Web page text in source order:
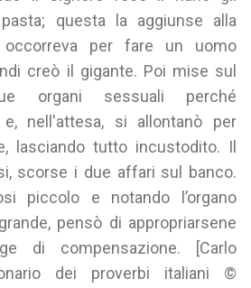
questa la aggiunse alla
occorreva per fare un uomo
creò il gigante. Poi mise sul
organi sessuali perché
e, nell'attesa, si allontanò per
lasciando tutto incustodito. Il
scorse i due affari sul banco.
piccolo e notando l’organo
pensò di appropriarsene
di compensazione. [Carlo
dei proverbi italiani ©